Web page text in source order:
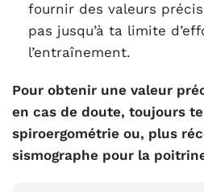
fournir des valeurs
pas jusqu’à ta limite
l’entraînement.
Pour obtenir une valeur
en cas de doute, toujours
spiroergométrie ou, plus
sismographe pour la